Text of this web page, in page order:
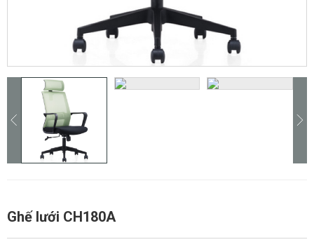
Ghế lưới CH180A